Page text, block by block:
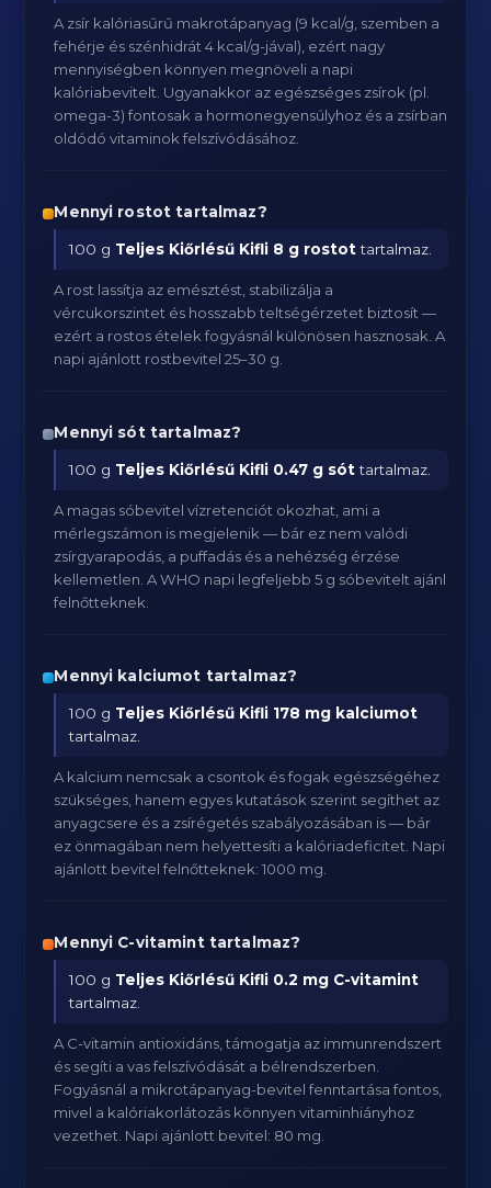
A zsír kalóriasűrű makrotápanyag (9 kcal/g, szemben a
fehérje és szénhidrát 4 kcal/g-jával), ezért nagy
mennyiségben könnyen megnöveli a napi
kalóriabevitelt. Ugyanakkor az egészséges zsírok (pl.
omega-3) fontosak a hormonegyensúlyhoz és a zsírban
oldódó vitaminok felszívódásához.
Mennyi rostot tartalmaz?
100 g Teljes Kiőrlésű Kifli 8 g rostottartalmaz.
A rost lassítja az emésztést, stabilizálja a
vércukorszintet és hosszabb teltségérzetet biztosít —
ezért a rostos ételek fogyásnál különösen hasznosak. A
napi ajánlott rostbevitel 25–30 g.
Mennyi sót tartalmaz?
100 g Teljes Kiőrlésű Kifli 0.47 g sóttartalmaz.
A magas sóbevitel vízretenciót okozhat, ami a
mérlegszámon is megjelenik — bár ez nem valódi
zsírgyarapodás, a puffadás és a nehézség érzése
kellemetlen. A WHO napi legfeljebb 5 g sóbevitelt ajánl
felnőtteknek.
Mennyi kalciumot tartalmaz?
100 g Teljes Kiőrlésű Kifli 178 mg kalciumot
tartalmaz.
A kalcium nemcsak a csontok és fogak egészségéhez
szükséges, hanem egyes kutatások szerint segíthet az
anyagcsere és a zsírégetés szabályozásában is — bár
ez önmagában nem helyettesíti a kalóriadeficitet. Napi
ajánlott bevitel felnőtteknek: 1000 mg.
Mennyi C-vitamint tartalmaz?
100 g Teljes Kiőrlésű Kifli 0.2 mg C-vitamint
tartalmaz.
A C-vitamin antioxidáns, támogatja az immunrendszert
és segíti a vas felszívódását a bélrendszerben.
Fogyásnál a mikrotápanyag-bevitel fenntartása fontos,
mivel a kalóriakorlátozás könnyen vitaminhiányhoz
vezethet. Napi ajánlott bevitel: 80 mg.